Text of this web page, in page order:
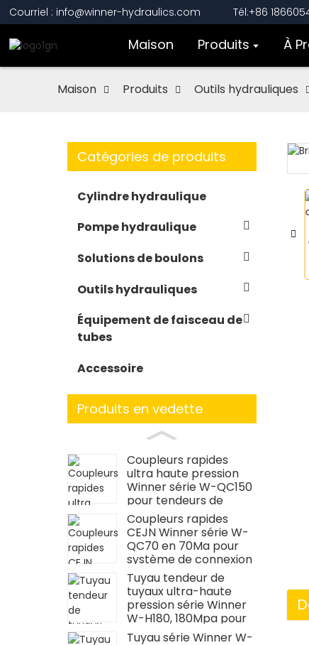
Courriel : info@winner-hydraulics.com Tél:+86
Maison Produits À
Maison Produits Outils hydrauliques
Catégories de produits
Cylindre hydraulique
Pompe hydraulique
Solutions de boulons
Outils hydrauliques
Équipement de faisceau de
tubes
Accessoire
Produits en vedette
Coupleurs rapides
ultra haute pression
Winner série W-QC150
pour tendeurs de
boulons
Coupleurs rapides
CEJN Winner série W-
QC70 en 70Ma pour
système de connexion
de clé
dynamométrique
Tuyau tendeur de
tuyaux ultra-haute
pression série Winner
W-H180, 180Mpa pour
boulonner les tendeurs
Tuyau série Winner W-
Loading...
Loading...